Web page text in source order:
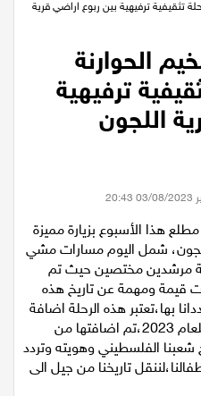
تثقيفية ترفيهية بين ربوع اراضي قرية
الحوارنة
ترفيهية
اللجون
هذا الأسبوع بزيارة مميزة
شمل اليوم مسارات مشي
مرشدين مختصين حيث تم
قيمة ومهمة عن تاريخ هذه
بها،تعتبر هذه الرحلة اضافة
جديدة الى برنامج مخيم الحوارنة للعام 2023،تم اضافتها من
شعبنا الفلسطيني وهويته وتردد
تاريخنا من جيل الى